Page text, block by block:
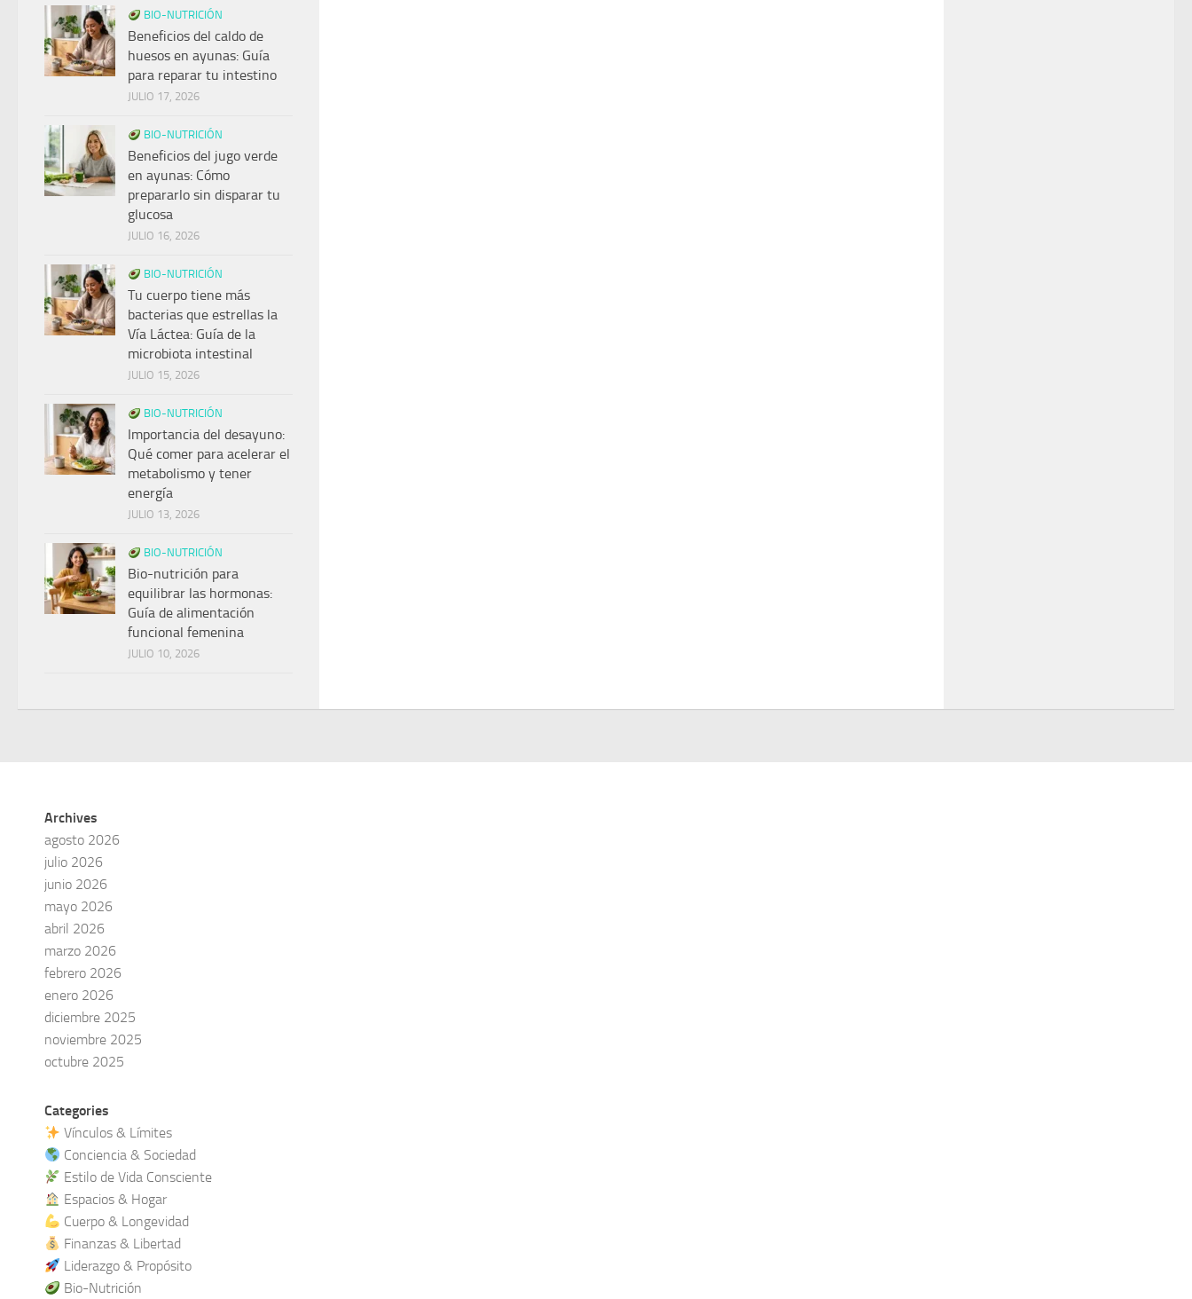
BIO-NUTRICIÓN
Beneficios del caldo de
huesos en ayunas: Guía
para reparar tu intestino
JULIO 17, 2026
BIO-NUTRICIÓN
Beneficios del jugo verde
en ayunas: Cómo
prepararlo sin disparar tu
glucosa
JULIO 16, 2026
BIO-NUTRICIÓN
Tu cuerpo tiene más
bacterias que estrellas la
Vía Láctea: Guía de la
microbiota intestinal
JULIO 15, 2026
BIO-NUTRICIÓN
Importancia del desayuno:
Qué comer para acelerar el
metabolismo y tener
energía
JULIO 13, 2026
BIO-NUTRICIÓN
Bio-nutrición para
equilibrar las hormonas:
Guía de alimentación
funcional femenina
JULIO 10, 2026
Archives
agosto 2026
julio 2026
junio 2026
mayo 2026
abril 2026
marzo 2026
febrero 2026
enero 2026
diciembre 2025
noviembre 2025
octubre 2025
Categories
Vínculos & Límites
Conciencia & Sociedad
Estilo de Vida Consciente
Espacios & Hogar
Cuerpo & Longevidad
Finanzas & Libertad
Liderazgo & Propósito
Bio-Nutrición